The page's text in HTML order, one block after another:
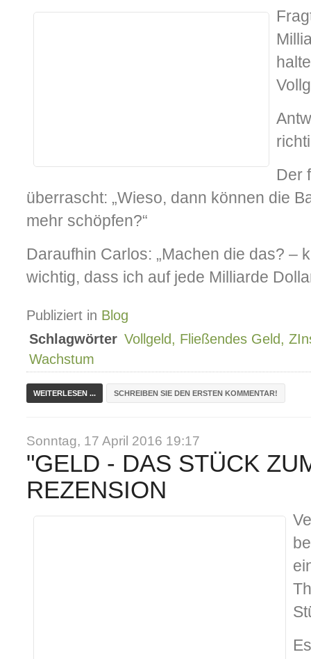
Der
überrascht: „Wieso, dann können die
mehr schöpfen?“
Daraufhin Carlos: „Machen die das? –
wichtig, dass ich auf jede Milliarde
Publiziert in Blog
Schlagwörter Vollgeld, Fließendes Geld,
Wachstum
SCHREIBEN SIE DEN ERSTEN KOMMENTAR!
WEITERLESEN ...
Sonntag, 17 April 2016 19:17
"GELD - DAS STÜCK
REZENSION